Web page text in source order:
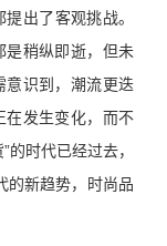
出了客观挑战。
是稍纵即逝，但未
意识到，潮流更迭
在发生变化，而不
时代已经过去，
的新趋势，时尚品